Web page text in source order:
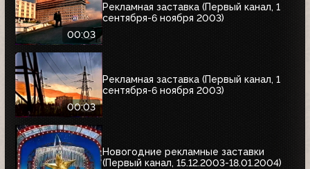
00:03
Рекламная заставка (Первый канал, 1
сентября-6 ноября 2003)
00:03
Рекламная заставка (Первый канал, 1
сентября-6 ноября 2003)
Новогодние рекламные заставки
(Первый канал, 15.12.2003-18.01.2004)